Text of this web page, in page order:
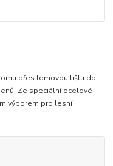
přes lomovou lištu do
Ze speciální ocelové
výborem pro lesní